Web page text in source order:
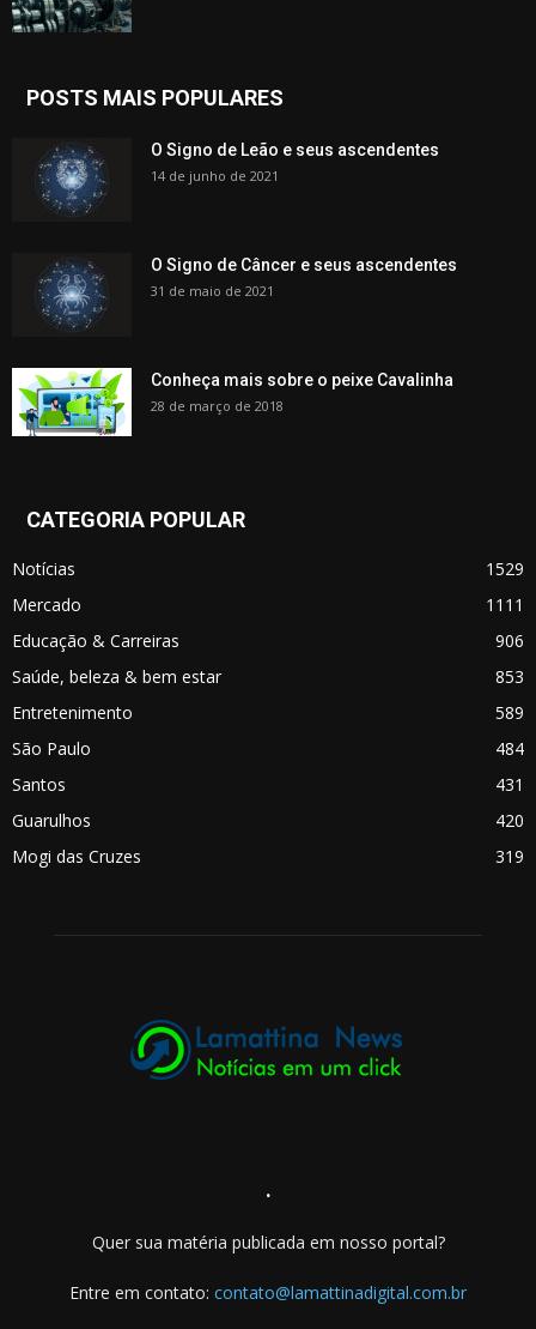
POSTS MAIS POPULARES
O Signo de Leão e seus ascendentes
14 de junho de 2021
O Signo de Câncer e seus ascendentes
31 de maio de 2021
Conheça mais sobre o peixe Cavalinha
28 de março de 2018
CATEGORIA POPULAR
Notícias
1529
Mercado
1111
Educação & Carreiras
906
Saúde, beleza & bem estar
853
Entretenimento
589
São Paulo
484
Santos
431
Guarulhos
420
Mogi das Cruzes
319
.
Quer sua matéria publicada em nosso portal?
Entre em contato: contato@lamattinadigital.com.br